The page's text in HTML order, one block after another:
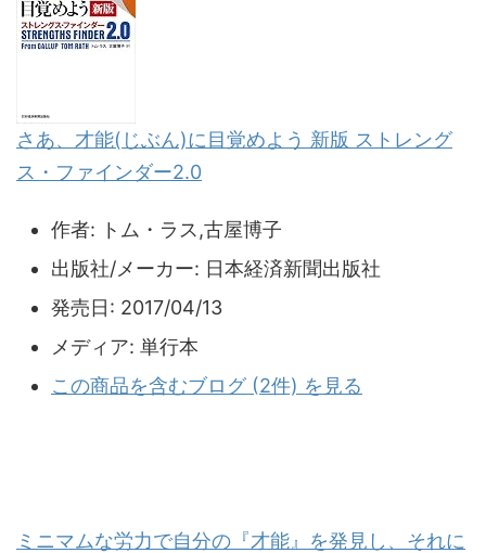
さあ、才能(じぶん)に目覚めよう 新版 ストレング
ス・ファインダー2.0
作者: トム・ラス,古屋博子
出版社/メーカー: 日本経済新聞出版社
発売日: 2017/04/13
メディア: 単行本
この商品を含むブログ (2件) を見る
ミニマムな労力で自分の『才能』を発見し、それに